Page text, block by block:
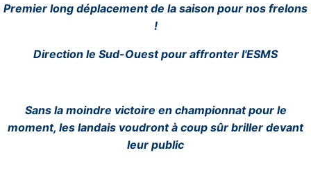
Premier long déplacement de la saison pour nos frelons
!
Direction le Sud-Ouest pour affronter l'ESMS
Sans la moindre victoire en championnat pour le
moment, les landais voudront à coup sûr briller devant
leur public